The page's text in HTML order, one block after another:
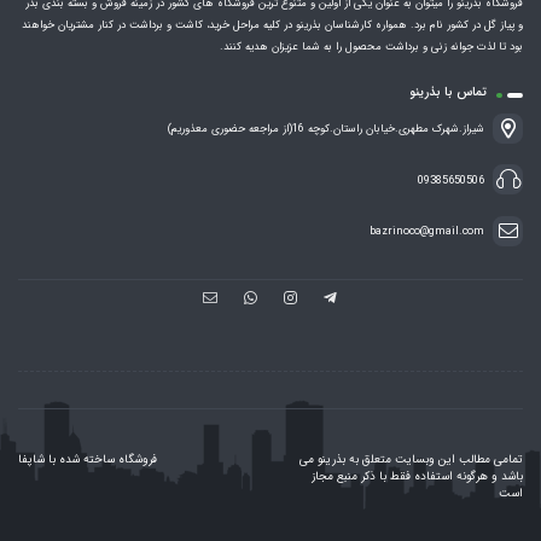
فروشگاه بذرینو را میتوان به عنوان یکی از اولین و متنوع ترین فروشگاه های کشور در زمینه فروش و بسته بندی بذر
و پیاز گل در کشور نام برد. همواره کارشناسان بذرینو در کلیه مراحل خرید، کاشت و برداشت در کنار مشتریان خواهند
بود تا لذت جوانه زنی و برداشت محصول را به شما عزیزان هدیه کنند.
تماس با بذرینو
شیراز.شهرک مطهری.خیابان راستان.کوچه 16(از مراجعه حضوری معذوریم)
09385650506
bazrinoco@gmail.com
تمامی مطالب این وبسایت متعلق به بذرینو می
باشد و هرگونه استفاده فقط با ذکر منبع مجاز
است
فروشگاه ساخته شده با شاپفا